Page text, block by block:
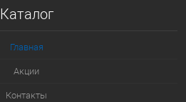
Каталог
Главная
Акции
Контакты